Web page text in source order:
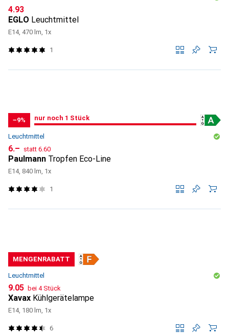
CHF
4.93
EGLO Leuchtmittel
E14, 470 lm, 1x
1
−9% noch 1 Stück
nur noch 1 / 1
nur noch 1 Stück
Leuchtmittel
CHF
6.– statt CHF
6.60
Paulmann Tropfen Eco-Line
E14, 840 lm, 1x
1
MENGENRABATT
Leuchtmittel
CHF
9.05 bei 4 Stück
Xavax Kühlgerätelampe
E14, 180 lm, 1x
6